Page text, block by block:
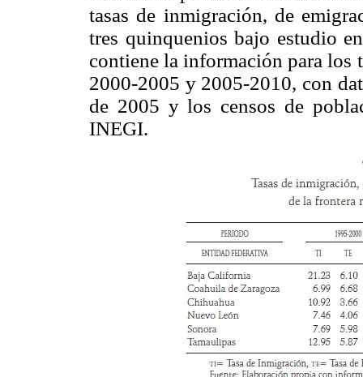
tasas de inmigración, de
tres quinquenios bajo estudio
contiene la información para
2000-2005 y 2005-2010, con
de 2005 y los censos de
INEGI.